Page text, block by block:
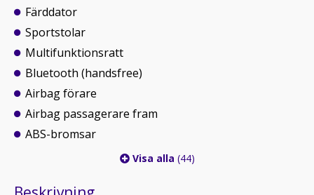
Färddator
Sportstolar
Multifunktionsratt
Bluetooth (handsfree)
Airbag förare
Airbag passagerare fram
ABS-bromsar
Visa alla (44)